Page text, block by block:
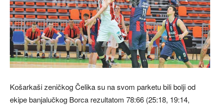
Košarkaši zeničkog Čelika su na svom parketu bili bolji od
ekipe banjalučkog Borca rezultatom 78:66 (25:18, 19:14,